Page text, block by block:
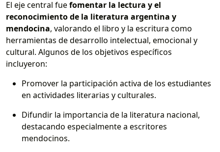
El eje central fuefomentar la lectura y el
reconocimiento de la literatura argentina y
mendocina, valorando el libro y la escritura como
herramientas de desarrollo intelectual, emocional y
cultural. Algunos de los objetivos específicos
incluyeron:
Promover la participación activa de los estudiantes
en actividades literarias y culturales.
Difundir la importancia de la literatura nacional,
destacando especialmente a escritores
mendocinos.